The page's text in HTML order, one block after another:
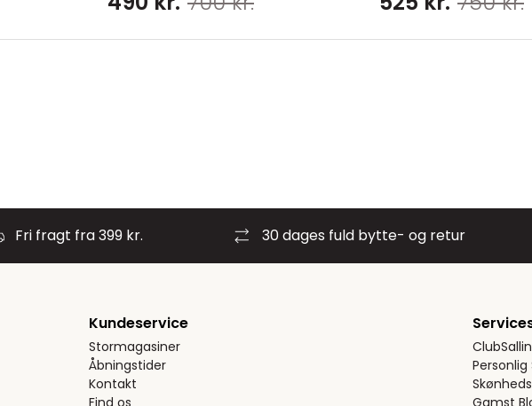
Fri fragt fra 399 kr. 30 dages fuld bytte- og retur
Kundeservice
Stormagasiner
Åbningstider
Kontakt
Find os
Gamst